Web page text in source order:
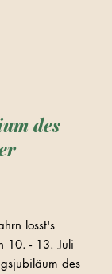
des
losst's
10. - 13. Juli
des